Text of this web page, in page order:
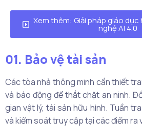
Xem thêm: Giải pháp giáo
nghệ AI 4.0
01. Bảo vệ tài sản
Các tòa nhà thông minh cần thiết
và báo động để thắt chặt an ninh.
gian vật lý, tài sản hữu hình. Tuần
và kiểm soát truy cập tại các điểm ra